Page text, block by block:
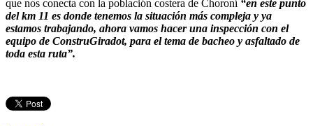
que nos conecta con la población costera de Choroní “en este punto
del km 11 es donde tenemos la situación más compleja y ya
estamos trabajando, ahora vamos hacer una inspección con el
equipo de ConstruGiradot, para el tema de bacheo y asfaltado de
toda esta ruta”.